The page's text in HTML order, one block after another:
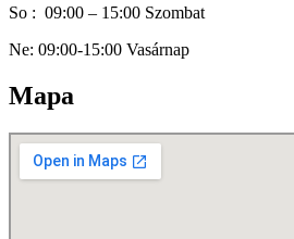
So : 09:00 – 15:00 Szombat
Ne: 09:00-15:00 Vasárnap
Mapa